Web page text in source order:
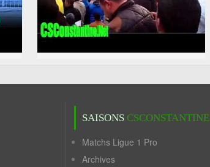
SAISONS CSCONSTANTINE
Matchs Ligue 1 Pro
Archives